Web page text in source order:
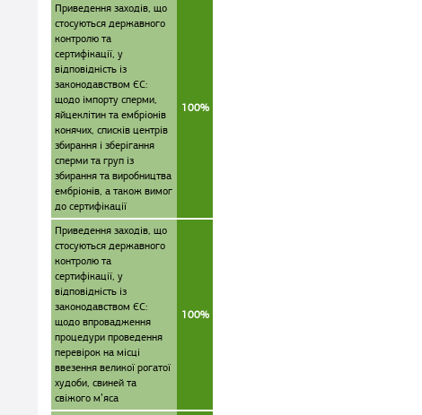
Приведення заходів, що
стосуються державного
контролю та
сертифікації, у
відповідність із
законодавством ЄС:
щодо імпорту сперми,
яйцеклітин та ембріонів
конячих, списків центрів
збирання і зберігання
сперми та груп із
збирання та виробництва
ембріонів, а також вимог
до сертифікації
100%
Приведення заходів, що
стосуються державного
контролю та
сертифікації, у
відповідність із
законодавством ЄС:
щодо впровадження
процедури проведення
перевірок на місці
ввезення великої рогатої
худоби, свиней та
свіжого м’яса
100%